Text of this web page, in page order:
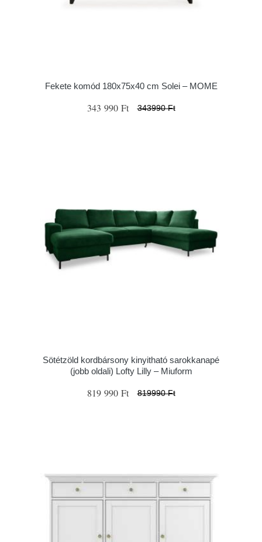
Fekete komód 180x75x40 cm Solei – MOME
343 990 Ft 343990 Ft
Sötétzöld kordbársony kinyitható sarokkanapé
(jobb oldali) Lofty Lilly – Miuform
819 990 Ft 819990 Ft